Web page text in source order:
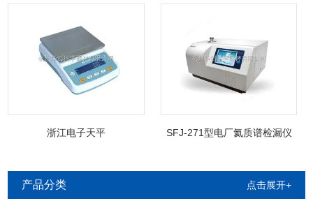
浙江电子天平 SFJ-271型电厂氦质谱检漏仪
产品分类 点击展开+